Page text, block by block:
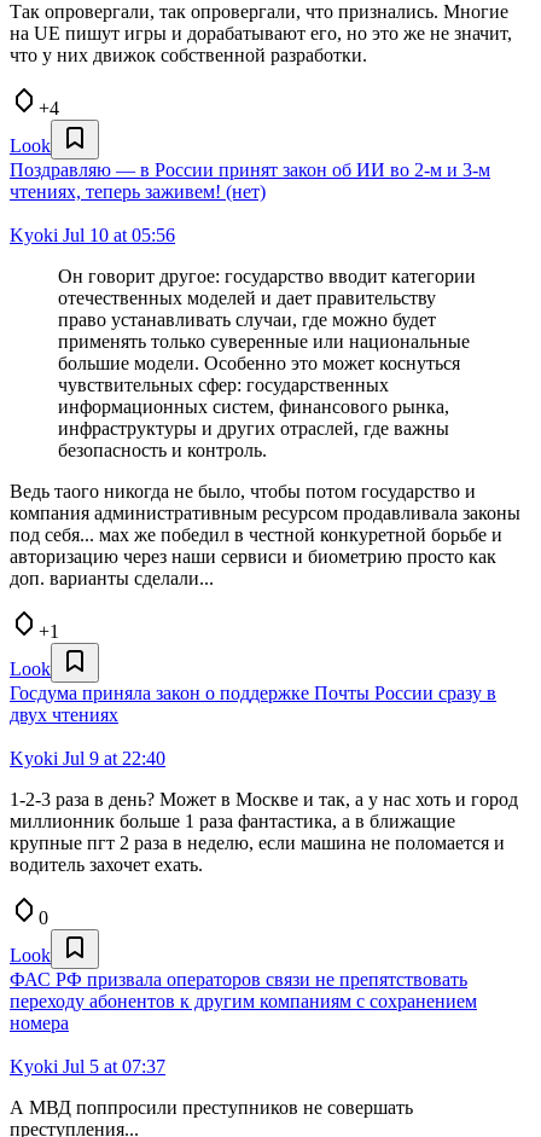
Так опровергали, так опровергали, что признались. Многие
на UE пишут игры и дорабатывают его, но это же не значит,
что у них движок собственной разработки.
+4
Look
Поздравляю — в России принят закон об ИИ во 2-м и 3-м
чтениях, теперь заживем! (нет)
Kyoki Jul 10 at 05:56
Он говорит другое: государство вводит категории
отечественных моделей и дает правительству
право устанавливать случаи, где можно будет
применять только суверенные или национальные
большие модели. Особенно это может коснуться
чувствительных сфер: государственных
информационных систем, финансового рынка,
инфраструктуры и других отраслей, где важны
безопасность и контроль.
Ведь таого никогда не было, чтобы потом государство и
компания административным ресурсом продавливала законы
под себя... мах же победил в честной конкуретной борьбе и
авторизацию через наши сервиси и биометрию просто как
доп. варианты сделали...
+1
Look
Госдума приняла закон о поддержке Почты России сразу в
двух чтениях
Kyoki Jul 9 at 22:40
1-2-3 раза в день? Может в Москве и так, а у нас хоть и город
миллионник больше 1 раза фантастика, а в ближащие
крупные пгт 2 раза в неделю, если машина не поломается и
водитель захочет ехать.
0
Look
ФАС РФ призвала операторов связи не препятствовать
переходу абонентов к другим компаниям с сохранением
номера
Kyoki Jul 5 at 07:37
А МВД поппросили преступников не совершать
преступления...